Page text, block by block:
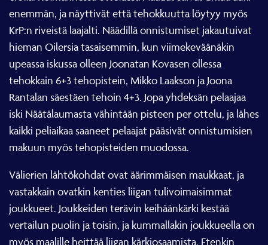
enemmän, ja näyttivät että tehokkuutta löytyy myös
KrP:n riveistä laajalti. Näädillä onnistumiset jakautuivat
hieman Oilersia tasaisemmin, kun viimekeväänäkin
upeassa iskussa olleen Joonatan Kovasen ollessa
tehokkain 6+3 tehopistein, Mikko Laakson ja Joona
Rantalan säestäen tehoin 4+3. Jopa yhdeksän pelaajaa
iski Näätälaumasta vähintään pisteen per ottelu, ja lähes
kaikki peliaikaa saaneet pelaajat pääsivät onnistumisien
makuun myös tehopisteiden muodossa.
Välierien lähtökohdat ovat äärimmäisen maukkaat, ja
vastakkain ovatkin kenties liigan tulivoimaisimmat
joukkueet. Joukkeiden terävin keihäänkärki kestää
vertailun puolin ja toisin, ja kummallakin joukkueella on
myös maalille heittää liigan kärkiosaamista. Etenkin